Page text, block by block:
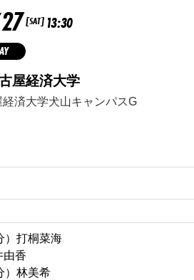
27 [SAT] 13:30
屋経済大学
経済大学犬山キャンパスG
）打桐菜海
香
）林美希